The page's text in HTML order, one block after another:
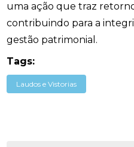
uma ação que traz
contribuindo para a
gestão patrimonial.
Tags:
Laudos e Vistorias